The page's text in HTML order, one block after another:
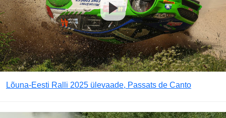
Lõuna-Eesti Ralli 2025 ülevaade, Passats de Canto